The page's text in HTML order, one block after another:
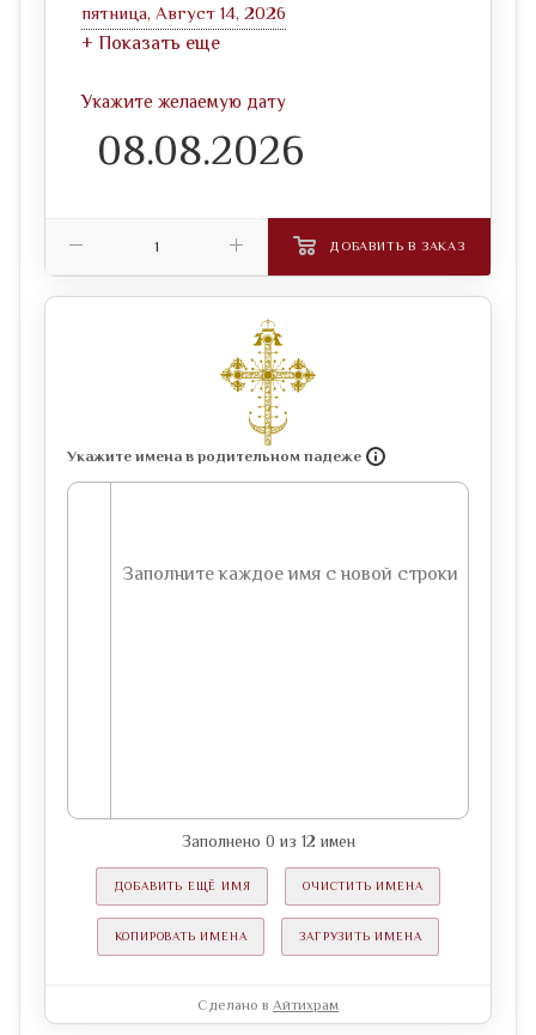
Укажите имена в родительном падеже
Заполнено 0 из 12 имен
ДОБАВИТЬ ЕЩЁ ИМЯ ОЧИСТИТЬ ИМЕНА
КОПИРОВАТЬ ИМЕНА ЗАГРУЗИТЬ ИМЕНА
Сделано в Айтихрам
пятница, Август 14, 2026
+ Показать еще
Укажите желаемую дату
ДОБАВИТЬ В ЗАКАЗ